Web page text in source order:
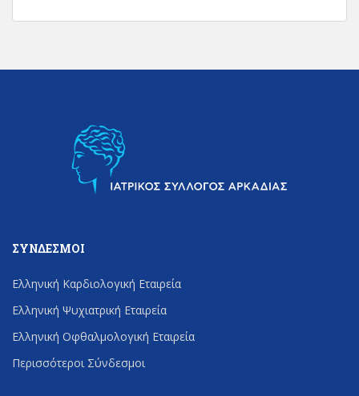
ΣΎΝΔΕΣΜΟΙ
Ελληνική Καρδιολογική Εταιρεία
Ελληνική Ψυχιατρική Εταιρεία
Ελληνική Οφθαλμολογική Εταιρεία
Περισσότεροι Σύνδεσμοι